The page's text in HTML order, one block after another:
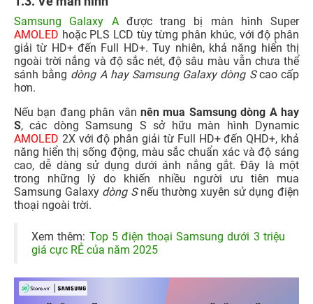
Samsung Galaxy Ađược trang bị màn hình Super
AMOLED hoặc PLS LCD tùy từng phân khúc, với độ phân
giải từ HD+ đến Full HD+. Tuy nhiên, khả năng hiển thị
ngoài trời nắng và độ sắc nét, độ sâu màu vẫn chưa thể
sánh bằng dòng A hay Samsung Galaxy dòng Scao cấp
hơn.
Nếu bạn đang phân vân nên mua Samsung dòng A hay
S, các dòng Samsung S sở hữu màn hình Dynamic
AMOLED 2X với độ phân giải từ Full HD+ đến QHD+, khả
năng hiển thị sống động, màu sắc chuẩn xác và độ sáng
cao, dễ dàng sử dụng dưới ánh nắng gắt. Đây là một
trong những lý do khiến nhiều người ưu tiên mua
Samsung Galaxy dòng S nếu thường xuyên sử dụng điện
thoại ngoài trời.
Xem thêm: Top 5 điện thoại Samsung dưới 3 triệu
giá cực RẺ của năm 2025